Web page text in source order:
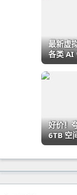
最新虚
各类 AI
好价！
6TB 空